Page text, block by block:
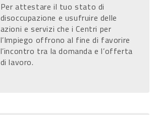
Per attestare il tuo stato di
disoccupazione e usufruire delle
azioni e servizi che i Centri per
l’Impiego offrono al fine di favorire
l’incontro tra la domanda e l’offerta
di lavoro.